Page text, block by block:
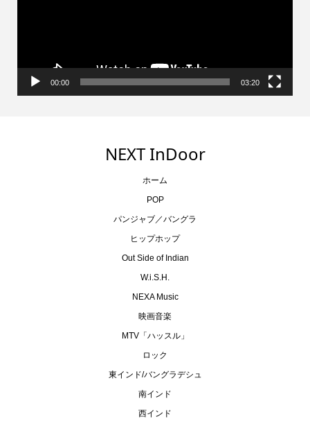
00:00 03:20
NEXT InDoor
ホーム
POP
パンジャブ／バングラ
ヒップホップ
Out Side of Indian
W.i.S.H.
NEXA Music
映画音楽
MTV「ハッスル」
ロック
東インド/バングラデシュ
南インド
西インド